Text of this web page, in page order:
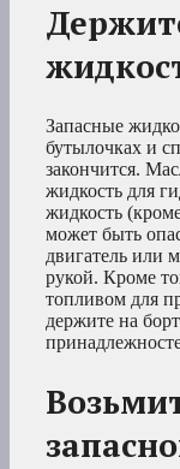
Запасные
бутылочках и
закончится.
жидкость для
жидкость
может быть
двигатель или
рукой. Кроме
топливом для
держите на